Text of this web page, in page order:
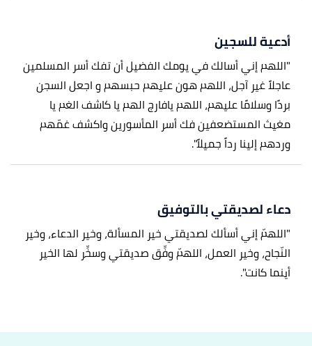
أدعية للسجين
"اللهم إني أسالك في يومك الفضيل أن تفك أسر المسلمين
عاجلاً غير آجل، اللهم هون عليهم حبسهم و اجعل السجن
بردًا وسلامًا عليهم، اللهم يافارج الهم يا كاشف الغم يا
مغيث المستضعفين فك أسر المأسورين واكشف غمّهم
وردهم إلينا رداً جميلاً".
دعاء لصديقتي بالتوفيق
"اللهمّ إني أسألك لصديقتي خير المسألة، وخير الدعاء، وخير
النّجاح، وخير العمل، اللهمّ وفِّق صديقتي وسخِّر لها الخير
أينما كانت".